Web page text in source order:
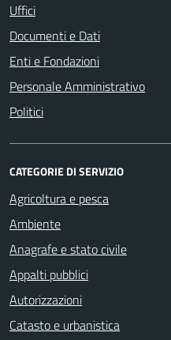
Uffici
Documenti e Dati
Enti e Fondazioni
Personale Amministrativo
Politici
CATEGORIE DI SERVIZIO
Agricoltura e pesca
Ambiente
Anagrafe e stato civile
Appalti pubblici
Autorizzazioni
Catasto e urbanistica